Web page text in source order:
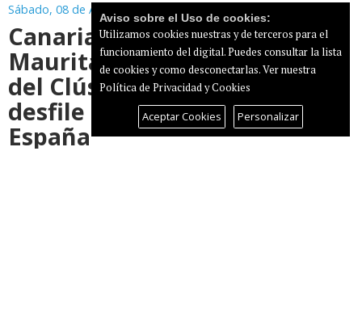
Sábado, 08 de Agosto de 2026
Canarias culmina en
Mauritania la primera fase
del Clúster de Moda con un
desfile en la Embajada de
España
Aviso sobre el Uso de cookies:
Utilizamos cookies nuestras y de terceros para el
funcionamiento del digital. Puedes consultar la lista
de cookies y como desconectarlas.Ver nuestra
Política de Privacidad y Cookies
Aceptar Cookies Personalizar